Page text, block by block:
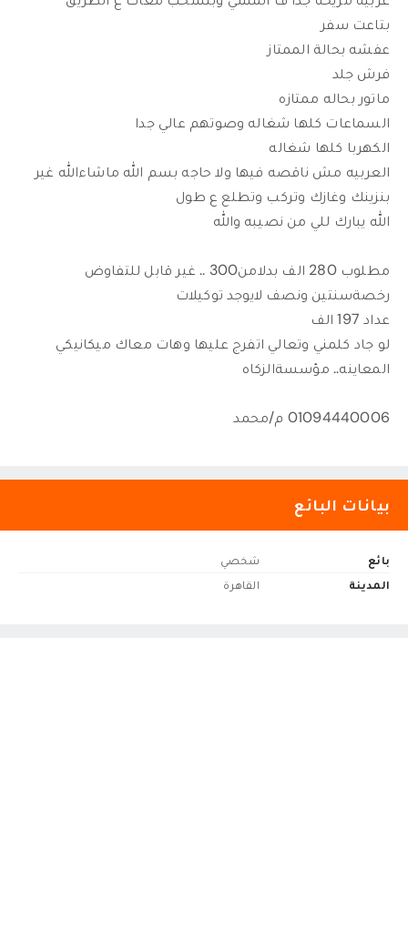
بتاعت سفر
عفشه بحالة الممتاز
فرش جلد
ماتور بحاله ممتازه
السماعات كلها شغاله وصوتهم عالي جدا
الكهربا كلها شغاله
العربيه مش ناقصه فيها ولا حاجه بسم الله ماشاءالله غير
بنزينك وغازك وتركب وتطلع ع طول
الله يبارك للي من نصيبه والله
مطلوب 280 الف بدلامن300 .. غير قابل للتفاوض
رخصةسنتين ونصف لايوجد توكيلات
عداد 197 الف
لو جاد كلمني وتعالي اتفرج عليها وهات معاك ميكانيكي
المعاينه.. مؤسسةالزكاه
01094440006 م/محمد
بيانات البائع
بائع
شخصي
المدينة
القاهرة